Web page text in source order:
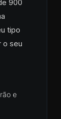
900
tipo
o seu
e